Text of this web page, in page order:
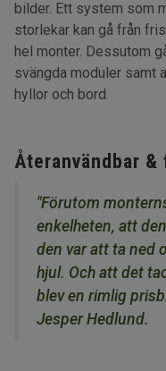
bilder. Ett system som
storlekar kan gå från
hel monter. Dessutom
svängda moduler samt
hyllor och bord.
Återanvändbar &
"Förutom
enkelheten, att
den var att ta ned
hjul. Och att det
blev en rimlig
Jesper Hedlund.